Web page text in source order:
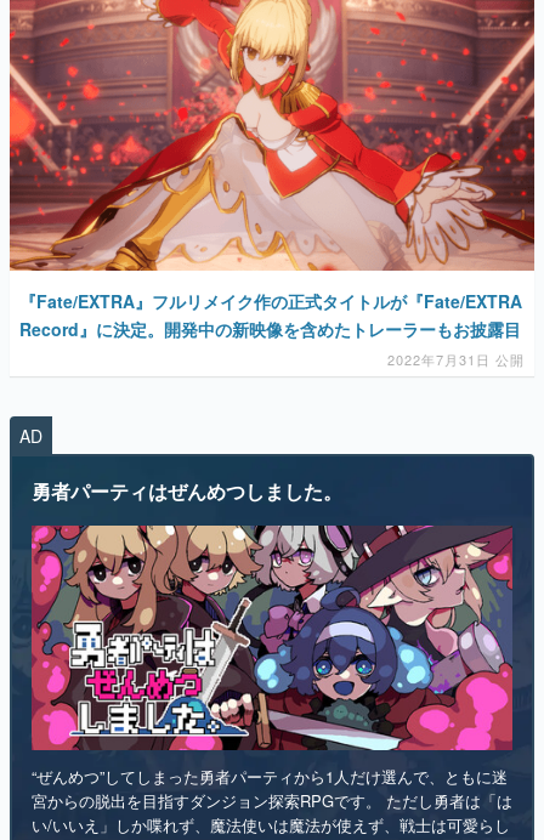
『Fate/EXTRA』フルリメイク作の正式タイトルが『Fate/EXTRA
Record』に決定。開発中の新映像を含めたトレーラーもお披露目
2022年7月31日 公開
AD
勇者パーティはぜんめつしました。
“ぜんめつ”してしまった勇者パーティから1人だけ選んで、ともに迷
宮からの脱出を目指すダンジョン探索RPGです。 ただし勇者は「は
い/いいえ」しか喋れず、魔法使いは魔法が使えず、戦士は可愛らし